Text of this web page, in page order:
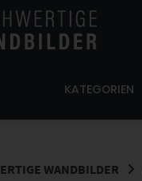
KATEGORIEN
WANDBILDER